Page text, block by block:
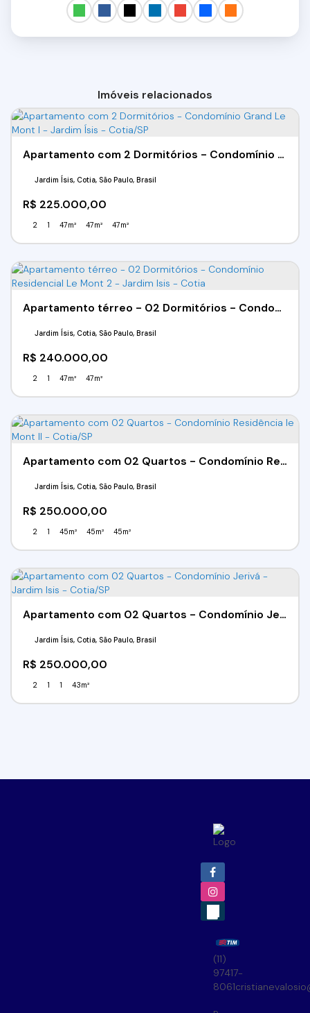
Imóveis relacionados
Apartamento com 2 Dormitórios - Condomínio Grand Le Mont I - Jardim Ísis - Cotia/SP
R$ 225.000,00
Jardim Ísis, Cotia, São Paulo, Brasil
2 1 47m² 47m² 47m²
Apartamento térreo - 02 Dormitórios - Condomínio Residencial Le Mont 2 - Jardim Isis - Cotia
R$ 240.000,00
Jardim Ísis, Cotia, São Paulo, Brasil
2 1 47m² 47m²
Apartamento com 02 Quartos - Condomínio Residência le Mont II - Cotia/SP
R$ 250.000,00
Jardim Ísis, Cotia, São Paulo, Brasil
2 1 45m² 45m² 45m²
Apartamento com 02 Quartos - Condomínio Jerivá - Jardim Isis - Cotia/SP
R$ 250.000,00
Jardim Ísis, Cotia, São Paulo, Brasil
2 1 1 43m²
(11)
97417-
8061